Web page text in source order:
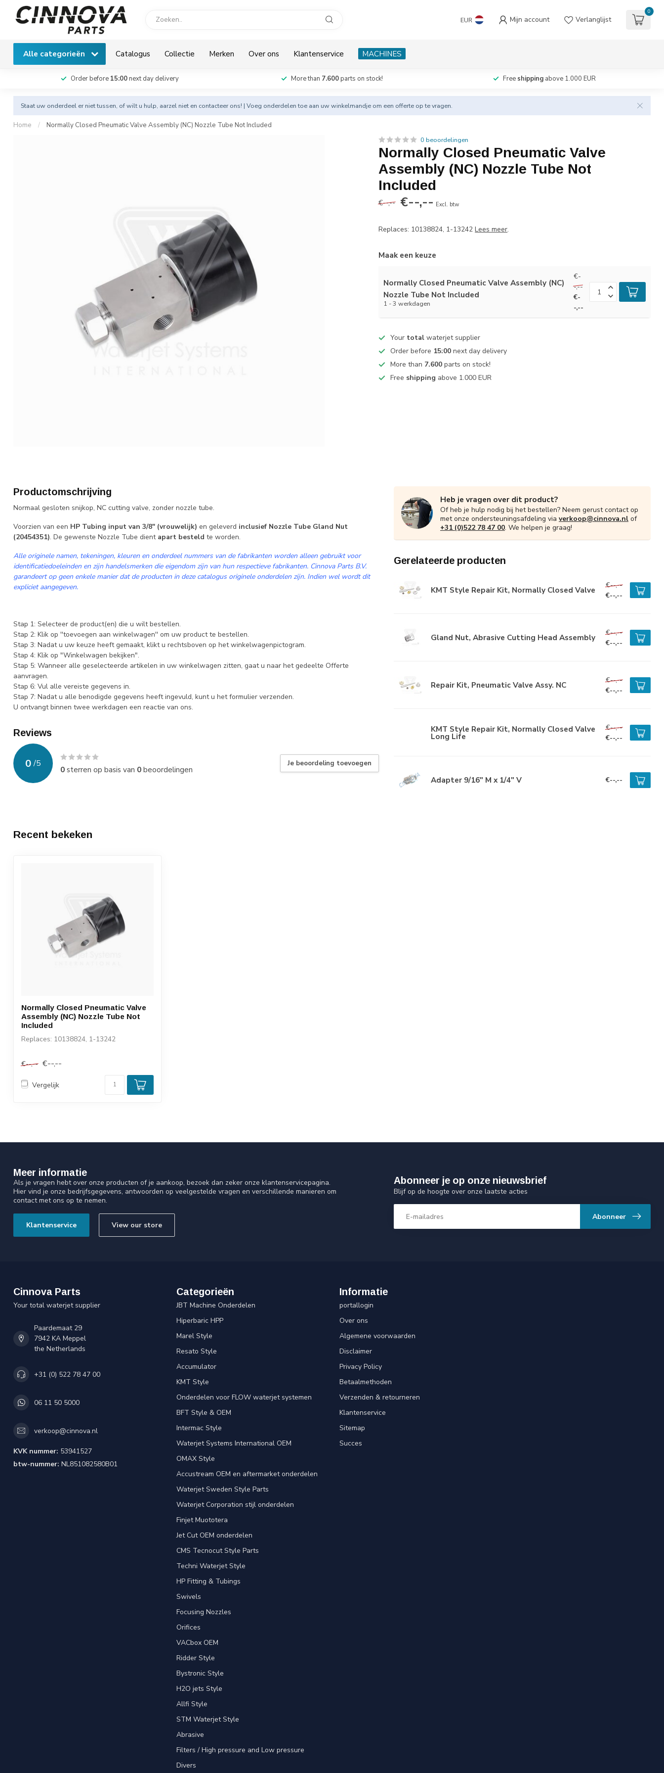
EUR Mijn account Verlanglijst
0
Alle categorieën Catalogus Collectie Merken Over ons Klantenservice MACHINES
Order before 15:00next day delivery More than 7.600parts on stock! Free shipping above 1.000 EUR
Staat uw onderdeel er niet tussen, of wilt u hulp, aarzel niet en contacteer ons! | Voeg onderdelen toe aan uw winkelmandje om een offerte op te vragen.
Home / Normally Closed Pneumatic Valve Assembly (NC) Nozzle Tube Not Included
0 beoordelingen
Normally Closed Pneumatic Valve
Assembly (NC) Nozzle Tube Not
Included
€--,-- €--,-- Excl. btw
Replaces: 10138824, 1-13242Lees meer.
Maak een keuze
Normally Closed Pneumatic Valve Assembly (NC)
Nozzle Tube Not Included
1 - 3 werkdagen
€-
-,--
€-
-,--
Your total waterjet supplier
Order before 15:00 next day delivery
More than 7.600 parts on stock!
Free shipping above 1.000 EUR
Productomschrijving
Normaal gesloten snijkop, NC cutting valve, zonder nozzle tube.
Voorzien van een HP Tubing input van 3/8" (vrouwelijk) en geleverd inclusief Nozzle Tube Gland Nut
(20454351). De gewenste Nozzle Tube dient apart besteld te worden.
Alle originele namen, tekeningen, kleuren en onderdeel nummers van de fabrikanten worden alleen gebruikt voor
identificatiedoeleinden en zijn handelsmerken die eigendom zijn van hun respectieve fabrikanten. Cinnova Parts B.V.
garandeert op geen enkele manier dat de producten in deze catalogus originele onderdelen zijn. Indien wel wordt dit
expliciet aangegeven.
Stap 1: Selecteer de product(en) die u wilt bestellen.
Stap 2: Klik op ''toevoegen aan winkelwagen'' om uw product te bestellen.
Stap 3: Nadat u uw keuze heeft gemaakt, klikt u rechtsboven op het winkelwagenpictogram.
Stap 4: Klik op "Winkelwagen bekijken".
Stap 5: Wanneer alle geselecteerde artikelen in uw winkelwagen zitten, gaat u naar het gedeelte Offerte
aanvragen.
Stap 6: Vul alle vereiste gegevens in.
Stap 7: Nadat u alle benodigde gegevens heeft ingevuld, kunt u het formulier verzenden.
U ontvangt binnen twee werkdagen een reactie van ons.
Reviews
0 /5
0sterren op basis van 0beoordelingen
Je beoordeling toevoegen
Heb je vragen over dit product?
Of heb je hulp nodig bij het bestellen? Neem gerust contact op
met onze ondersteuningsafdeling via verkoop@cinnova.nl of
+31 (0)522 78 47 00. We helpen je graag!
Gerelateerde producten
KMT Style Repair Kit, Normally Closed Valve
€--,--
€--,--
Gland Nut, Abrasive Cutting Head Assembly
€--,--
€--,--
Repair Kit, Pneumatic Valve Assy. NC
€--,--
€--,--
KMT Style Repair Kit, Normally Closed Valve
Long Life
€--,--
€--,--
Adapter 9/16" M x 1/4" V €--,--
Recent bekeken
Normally Closed Pneumatic Valve
Assembly (NC) Nozzle Tube Not
Included
Replaces: 10138824, 1-13242
€--,-- €--,--
Vergelijk
Meer informatie
Als je vragen hebt over onze producten of je aankoop, bezoek dan zeker onze klantenservicepagina.
Hier vind je onze bedrijfsgegevens, antwoorden op veelgestelde vragen en verschillende manieren om
contact met ons op te nemen.
Klantenservice View our store
Abonneer je op onze nieuwsbrief
Blijf op de hoogte over onze laatste acties
Abonneer
Cinnova Parts
Your total waterjet supplier
Paardemaat 29
7942 KA Meppel
the Netherlands
+31 (0) 522 78 47 00
06 11 50 5000
verkoop@cinnova.nl
KVK nummer: 53941527
btw-nummer: NL851082580B01
Categorieën
JBT Machine Onderdelen
Hiperbaric HPP
Marel Style
Resato Style
Accumulator
KMT Style
Onderdelen voor FLOW waterjet systemen
BFT Style & OEM
Intermac Style
Waterjet Systems International OEM
OMAX Style
Accustream OEM en aftermarket onderdelen
Waterjet Sweden Style Parts
Waterjet Corporation stijl onderdelen
Finjet Muototera
Jet Cut OEM onderdelen
CMS Tecnocut Style Parts
Techni Waterjet Style
HP Fitting & Tubings
Swivels
Focusing Nozzles
Orifices
VACbox OEM
Ridder Style
Bystronic Style
H2O jets Style
Allfi Style
STM Waterjet Style
Abrasive
Filters / High pressure and Low pressure
Divers
Informatie
portallogin
Over ons
Algemene voorwaarden
Disclaimer
Privacy Policy
Betaalmethoden
Verzenden & retourneren
Klantenservice
Sitemap
Succes